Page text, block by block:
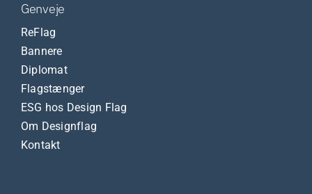
Genveje
ReFlag
Bannere
Diplomat
Flagstænger
ESG hos Design Flag
Om Designflag
Kontakt